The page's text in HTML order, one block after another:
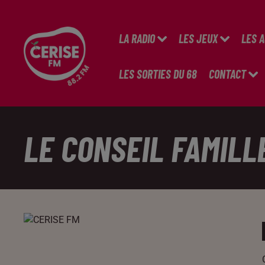
LA RADIO LES JEUX LES
LES SORTIES DU 68 CONTACT
LE CONSEIL